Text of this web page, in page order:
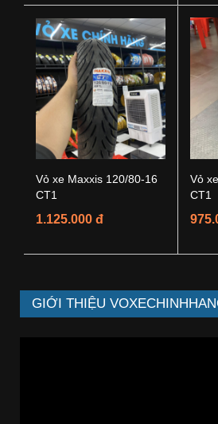
Vỏ xe Maxxis 120/80-16
CT1
1.125.000 đ
Vỏ
CT1
GIỚI THIỆU